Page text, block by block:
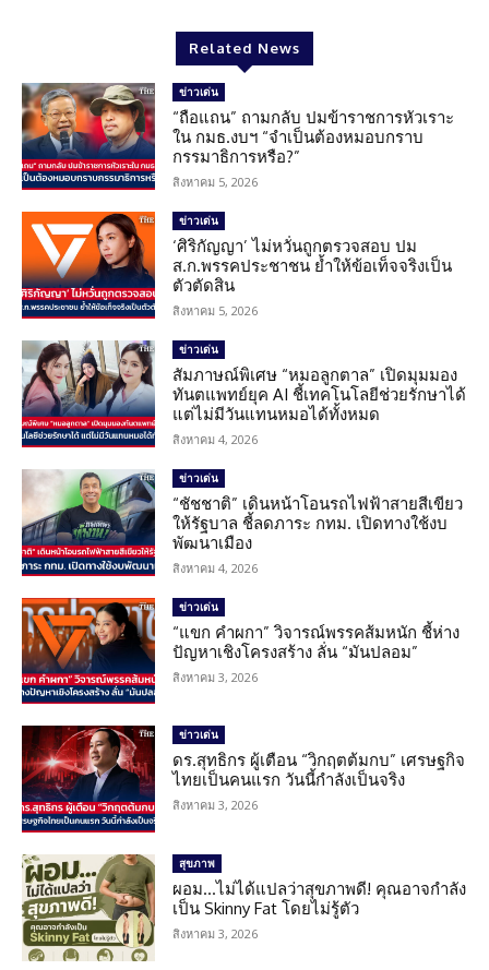
Related News
ข่าวเด่น
“ถือแถน” ถามกลับ ปมข้าราชการหัวเราะ
ใน กมธ.งบฯ “จำเป็นต้องหมอบกราบ
กรรมาธิการหรือ?”
สิงหาคม 5, 2026
ข่าวเด่น
‘ศิริกัญญา’ ไม่หวั่นถูกตรวจสอบ ปม
ส.ก.พรรคประชาชน ย้ำให้ข้อเท็จจริงเป็น
ตัวตัดสิน
สิงหาคม 5, 2026
ข่าวเด่น
สัมภาษณ์พิเศษ “หมอลูกตาล” เปิดมุมมอง
ทันตแพทย์ยุค AI ชี้เทคโนโลยีช่วยรักษาได้
แต่ไม่มีวันแทนหมอได้ทั้งหมด
สิงหาคม 4, 2026
ข่าวเด่น
“ชัชชาติ” เดินหน้าโอนรถไฟฟ้าสายสีเขียว
ให้รัฐบาล ชี้ลดภาระ กทม. เปิดทางใช้งบ
พัฒนาเมือง
สิงหาคม 4, 2026
ข่าวเด่น
“แขก คำผกา” วิจารณ์พรรคส้มหนัก ชี้ห่าง
ปัญหาเชิงโครงสร้าง ลั่น “มันปลอม”
สิงหาคม 3, 2026
ข่าวเด่น
ดร.สุทธิกร ผู้เตือน “วิกฤตต้มกบ” เศรษฐกิจ
ไทยเป็นคนแรก วันนี้กำลังเป็นจริง
สิงหาคม 3, 2026
สุขภาพ
ผอม…ไม่ได้แปลว่าสุขภาพดี! คุณอาจกำลัง
เป็น Skinny Fat โดยไม่รู้ตัว
สิงหาคม 3, 2026